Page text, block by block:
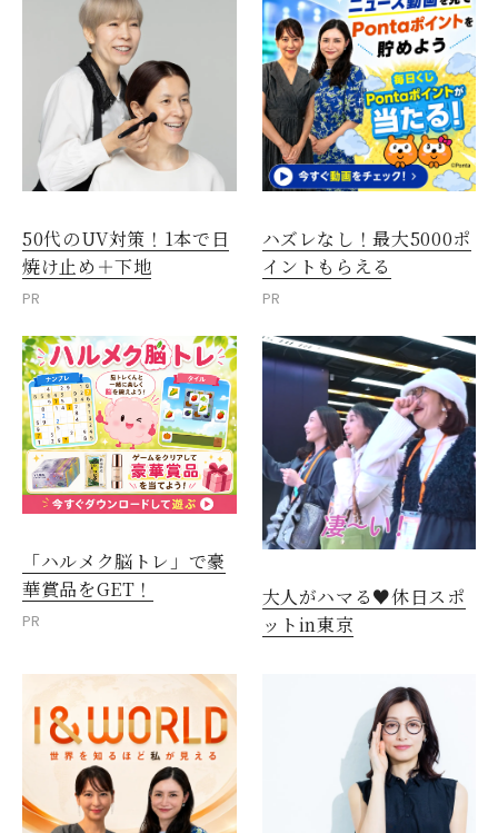
50代のUV対策！1本で日
焼け止め＋下地
PR
ハズレなし！最大5000ポ
イントもらえる
PR
「ハルメク脳トレ」で豪
華賞品をGET！
PR
大人がハマる♥休日スポ
ットin東京